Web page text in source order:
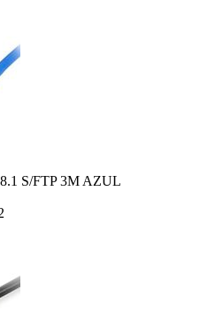
S/FTP 3M AZUL